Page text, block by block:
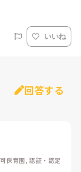
いいね
回答する
保育園, 認証・認定